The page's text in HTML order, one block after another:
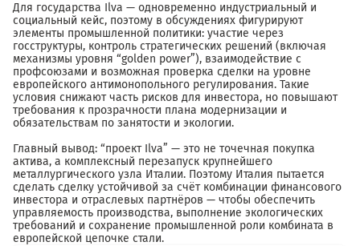
Для государства Ilva — одновременно индустриальный и
социальный кейс, поэтому в обсуждениях фигурируют
элементы промышленной политики: участие через
госструктуры, контроль стратегических решений (включая
механизмы уровня “golden power”), взаимодействие с
профсоюзами и возможная проверка сделки на уровне
европейского антимонопольного регулирования. Такие
условия снижают часть рисков для инвестора, но повышают
требования к прозрачности плана модернизации и
обязательствам по занятости и экологии.
Главный вывод: “проект Ilva” — это не точечная покупка
актива, а комплексный перезапуск крупнейшего
металлургического узла Италии. Поэтому Италия пытается
сделать сделку устойчивой за счёт комбинации финансового
инвестора и отраслевых партнёров — чтобы обеспечить
управляемость производства, выполнение экологических
требований и сохранение промышленной роли комбината в
европейской цепочке стали.